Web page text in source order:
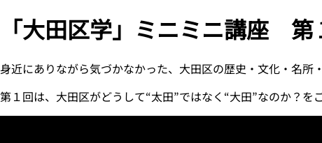
「大田区学」ミニミニ講座 第
身近にありながら気づかなかった、大田区の歴史・文化・名所
第１回は、大田区がどうして“太田”ではなく“大田”なのか？を